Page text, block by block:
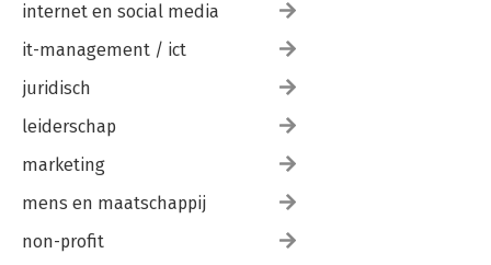
internet en social media
it-management / ict
juridisch
leiderschap
marketing
mens en maatschappij
non-profit